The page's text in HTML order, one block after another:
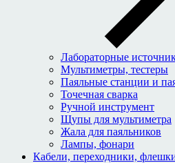
Лабораторные
Мультиметры, тестеры
Паяльные станции и
Точечная сварка
Ручной инструмент
Щупы для мультиметра
Жала для паяльников
Лампы, фонари
Кабели, переходники,